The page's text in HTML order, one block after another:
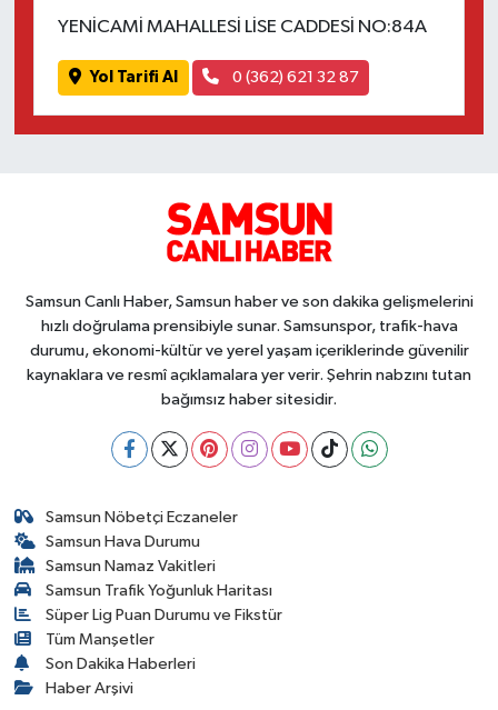
YENİCAMİ MAHALLESİ LİSE CADDESİ NO:84A
Yol Tarifi Al 0 (362) 621 32 87
Samsun Canlı Haber, Samsun haber ve son dakika gelişmelerini
hızlı doğrulama prensibiyle sunar. Samsunspor, trafik-hava
durumu, ekonomi-kültür ve yerel yaşam içeriklerinde güvenilir
kaynaklara ve resmî açıklamalara yer verir. Şehrin nabzını tutan
bağımsız haber sitesidir.
Samsun Nöbetçi Eczaneler
Samsun Hava Durumu
Samsun Namaz Vakitleri
Samsun Trafik Yoğunluk Haritası
Süper Lig Puan Durumu ve Fikstür
Tüm Manşetler
Son Dakika Haberleri
Haber Arşivi